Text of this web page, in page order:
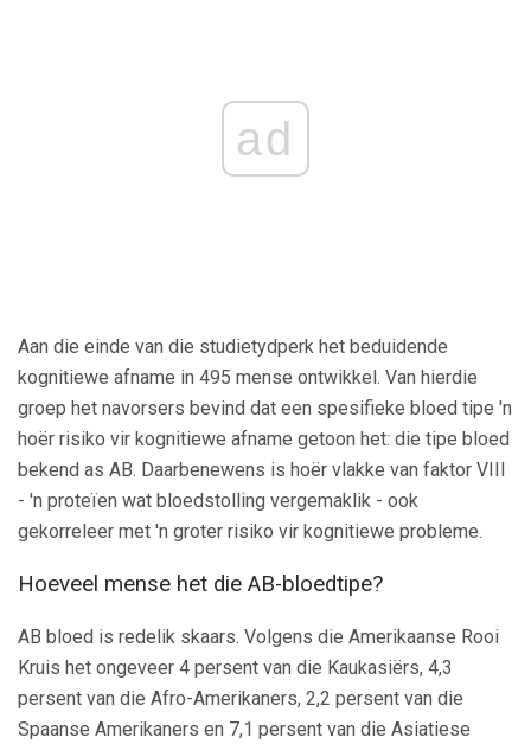
ad
Aan die einde van die studietydperk het beduidende
kognitiewe afname in 495 mense ontwikkel. Van hierdie
groep het navorsers bevind dat een spesifieke bloed tipe 'n
hoër risiko vir kognitiewe afname getoon het: die tipe bloed
bekend as AB. Daarbenewens is hoër vlakke van faktor VIII
- 'n proteïen wat bloedstolling vergemaklik - ook
gekorreleer met 'n groter risiko vir kognitiewe probleme.
Hoeveel mense het die AB-bloedtipe?
AB bloed is redelik skaars. Volgens die Amerikaanse Rooi
Kruis het ongeveer 4 persent van die Kaukasiërs, 4,3
persent van die Afro-Amerikaners, 2,2 persent van die
Spaanse Amerikaners en 7,1 persent van die Asiatiese